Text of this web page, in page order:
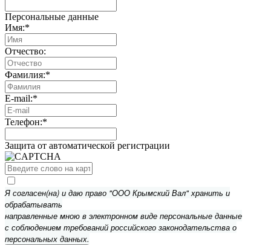
Персональные данные
Имя:*
Отчество:
Фамилия:*
E-mail:*
Телефон:*
Защита от автоматической регистрации
Я согласен(на) и даю право "ООО Крымский Вал" хранить и
обрабатывать
направленные мною в электронном виде персональные данные
с соблюдением требований российского законодательства о
персональных данных.